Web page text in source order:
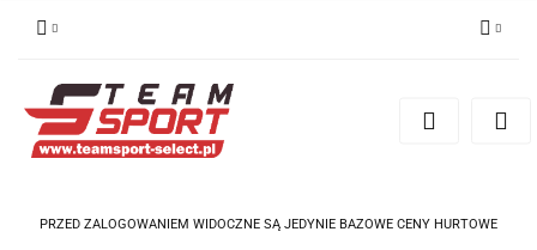
Zarejestruj się
PRZED ZALOGOWANIEM WIDOCZNE SĄ JEDYNIE BAZOWE CENY HURTOWE